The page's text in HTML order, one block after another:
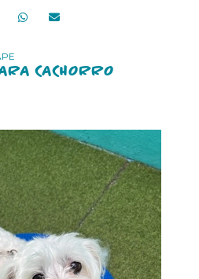
PARA CACHORRO
CACHORRO